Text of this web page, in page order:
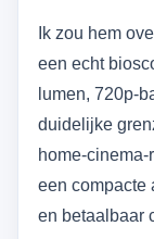
Ik zou hem
een echt
lumen, 720p-
duidelijke
home-
een compacte
en betaalbaar